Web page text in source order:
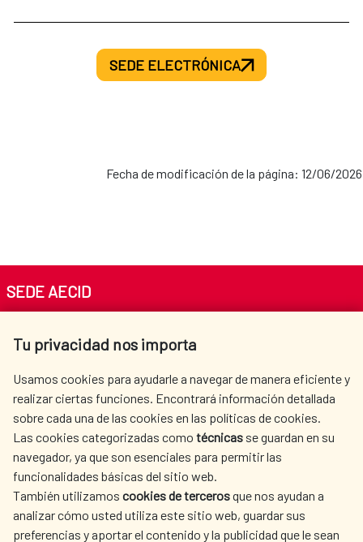
SEDE ELECTRÓNICA
Fecha de modificación de la página: 12/06/2026
Tu privacidad nos importa
Usamos cookies para ayudarle a navegar de manera eficiente y
realizar ciertas funciones. Encontrará información detallada
sobre cada una de las cookies en las políticas de cookies.
Las cookies categorizadas como técnicas se guardan en su
navegador, ya que son esenciales para permitir las
funcionalidades básicas del sitio web.
También utilizamos cookies de tercerosque nos ayudan a
analizar cómo usted utiliza este sitio web, guardar sus
preferencias y aportar el contenido y la publicidad que le sean
SEDE AECID
Tel. +34 900 20 30 54​​​​​​​
AECID
OÙ NOUS COOPÉRONS
L'ACTION HUMANITAIRE
ESPAGNOLE
SALLE DE PRESSE
CULTURE ET SCIENCE BIBLIOTHÈQUE